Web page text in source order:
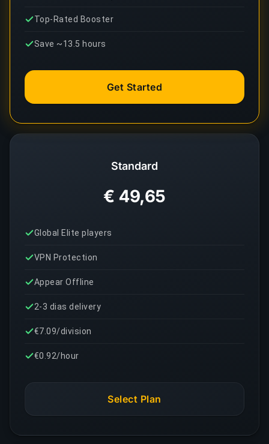
Standard
€ 49,65
Global Elite players
VPN Protection
Appear Offline
2-3 dias delivery
€7.09/division
€0.92/hour
Select Plan
Top-Rated Booster
Save ~13.5 hours
Get Started